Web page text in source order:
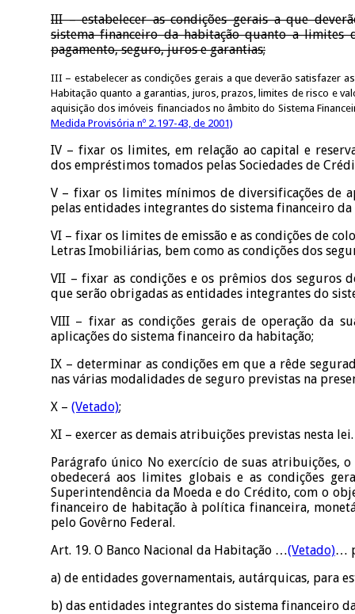
III – estabelecer as condições gerais a que
sistema financeiro da habitação quanto a limites
pagamento, seguro, juros e garantias;
III – estabelecer as condições gerais a que deverão satisfazer
Habitação quanto a garantias, juros, prazos, limites de risco e
aquisição dos imóveis financiados no âmbito do Sistema
Medida Provisória nº 2.197-43, de 2001)
IV – fixar os limites, em relação ao capital e
dos empréstimos tomados pelas Sociedades de
V – fixar os limites mínimos de diversificações de
pelas entidades integrantes do sistema financeiro da
VI – fixar os limites de emissão e as condições de
Letras Imobiliárias, bem como as condições dos
VII – fixar as condições e os prêmios dos seguros
que serão obrigadas as entidades integrantes do
VIII – fixar as condições gerais de operação da
aplicações do sistema financeiro da habitação;
IX – determinar as condições em que a rêde
nas várias modalidades de seguro previstas na
X – (Vetado);
XI – exercer as demais atribuições previstas nesta lei.
Parágrafo único No exercício de suas atribuições,
obedecerá aos limites globais e as condições
Superintendência da Moeda e do Crédito, com o
financeiro de habitação à política financeira,
pelo Govêrno Federal.
Art. 19. O Banco Nacional da Habitação …(Vetado)…
a) de entidades governamentais, autárquicas, para
b) das entidades integrantes do sistema financeiro